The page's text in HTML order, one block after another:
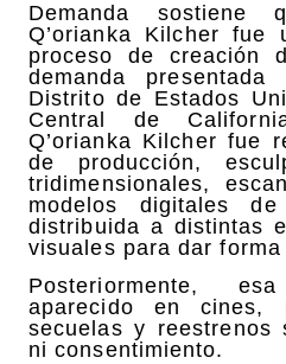
Demanda
Q’orianka Kilcher fue
proceso de creación
demanda
Distrito de Estados
Central de
Q’orianka Kilcher fue
de producción,
tridimensionales,
modelos digitales
distribuida a distintas
visuales para dar
Posteriormente,
aparecido en cines,
secuelas y reestrenos
ni consentimiento.